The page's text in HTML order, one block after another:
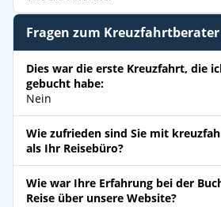
Fragen zum Kreuzfahrtberater
Dies war die erste Kreuzfahrt, die
gebucht habe:
Nein
Wie zufrieden sind Sie mit
als Ihr Reisebüro?
Wie war Ihre Erfahrung bei der
Reise über unsere Website?